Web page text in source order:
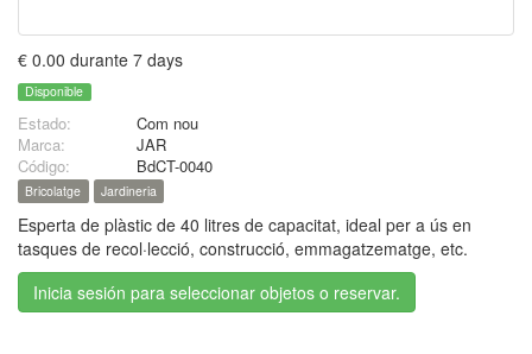
€ 0.00 durante 7 days
Disponible
Estado:
Com nou
Marca:
JAR
Código:
BdCT-0040
Bricolatge Jardineria
Esperta de plàstic de 40 litres de capacitat, ideal per a ús en
tasques de recol·lecció, construcció, emmagatzematge, etc.
Inicia sesión para seleccionar objetos o reservar.